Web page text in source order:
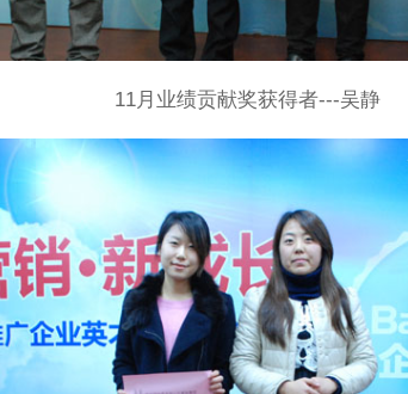
11月业绩贡献奖获得者---吴静